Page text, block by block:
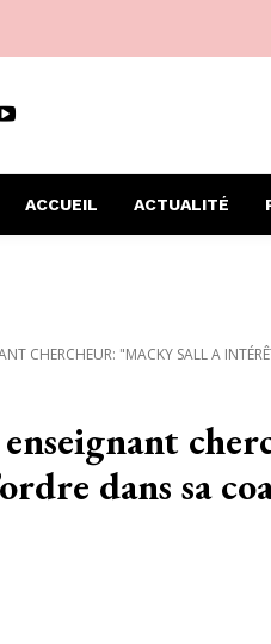
ACCUEIL ACTUALITÉ
CHERCHEUR: "MACKY SALL A
enseignant
dans sa